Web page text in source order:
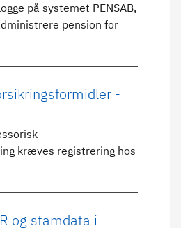
på systemet PENSAB,
pension for
-
kræves registrering hos
og stamdata i